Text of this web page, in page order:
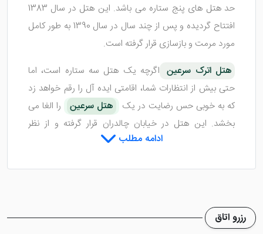
حد هتل های پنج ستاره می باشد. این هتل در سال 1383
افتتاح گردیده و پس از چند سال در سال 1390 به طور کامل
مورد مرمت و بازسازی قرار گرفته است.
هتل اترک سرعین اگرچه یک هتل سه ستاره است، اما
حتی بیش از انتظارات شما، اقامتی ایده آل را رقم خواهد زد
که به خوبی حس رضایت در یک
هتل سرعین
را الغا می
بخشد. این هتل در خیابان چالدران قرار گرفته و از نظر
موقعیت مکانی نیز مناسب می باشد. اگر قصد سفر و اقامت
هتل اترک سرعین و شرح اتاق ها
ادامه مطلب
رزرو اتاق